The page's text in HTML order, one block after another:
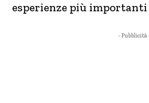
esperienze più
- Pubblicità